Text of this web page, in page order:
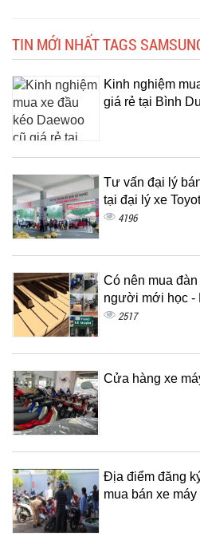
TIN MỚI NHẤT TAGS
Kinh nghiệm
giá rẻ tại Bình
Tư vấn đại lý
tại đại lý xe
4196
Có nên mua
người mới học -
2517
Cửa hàng xe
Địa điểm đăng
mua bán xe máy